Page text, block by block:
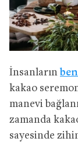
İnsanların
kakao
manevi
zamanda
sayesinde